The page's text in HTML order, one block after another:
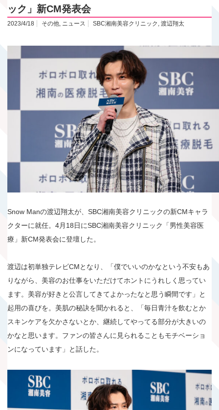
ック」新CM発表会
2023/4/18 その他, ニュース SBC湘南美容クリニック , 渡辺翔太
Snow Manの渡辺翔太が、SBC湘南美容クリニックの新CMキャラ
クターに就任。4月18日にSBC湘南美容クリニック「男性美容医
療」新CM発表会に登壇した。
渡辺は初単独テレビCMとなり、「僕でいいのかなという不安もあ
りながら、美容のお仕事をいただけてホントにうれしく思ってい
ます。美容が好きと公言してきてよかったなと思う瞬間です」と
起用の喜びを。美肌の秘訣を聞かれると、「毎日青汁を飲むとか
スキンケアを欠かさないとか、継続してやってる部分が大きいの
かなと思います。ファンの皆さんに見られることもモチベーショ
ンになっています」と話した。